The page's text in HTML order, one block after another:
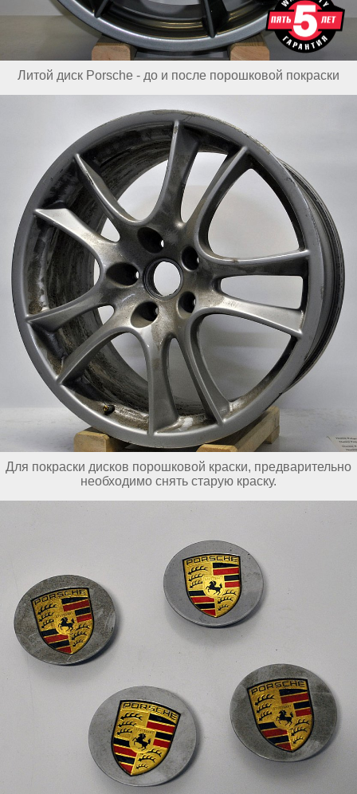
Литой диск Porsche - до и после порошковой покраски
Для покраски дисков порошковой краски, предварительно
необходимо снять старую краску.